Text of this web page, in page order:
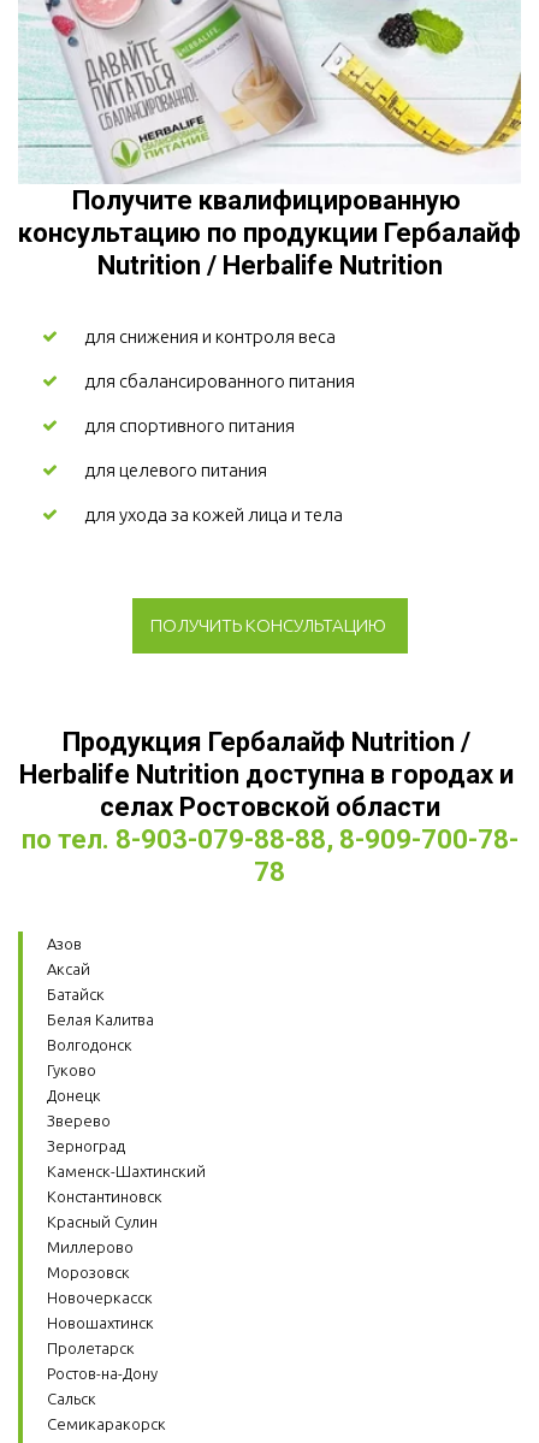
Получите квалифицированную
консультацию по продукции Гербалайф
Nutrition / Herbalife Nutrition
для снижения и контроля веса
для сбалансированного питания
для спортивного питания
для целевого питания
для ухода за кожей лица и тела
ПОЛУЧИТЬ КОНСУЛЬТАЦИЮ
Продукция Гербалайф Nutrition /
Herbalife Nutrition доступна в городах и
селах Ростовской области
по тел. 8-903-079-88-88, 8-909-700-78-
78
Азов
Аксай
Батайск
Белая Калитва
Волгодонск
Гуково
Донецк
Зверево
Зерноград
Каменск-Шахтинский
Константиновск
Красный Сулин
Миллерово
Морозовск
Новочеркасск
Новошахтинск
Пролетарск
Ростов-на-Дону
Сальск
Семикаракорск